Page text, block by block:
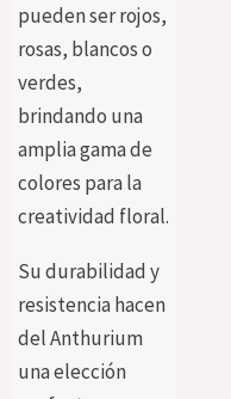
pueden ser rojos,
rosas, blancos o
verdes,
brindando una
amplia gama de
colores para la
creatividad floral.
Su durabilidad y
resistencia hacen
del Anthurium
una elección